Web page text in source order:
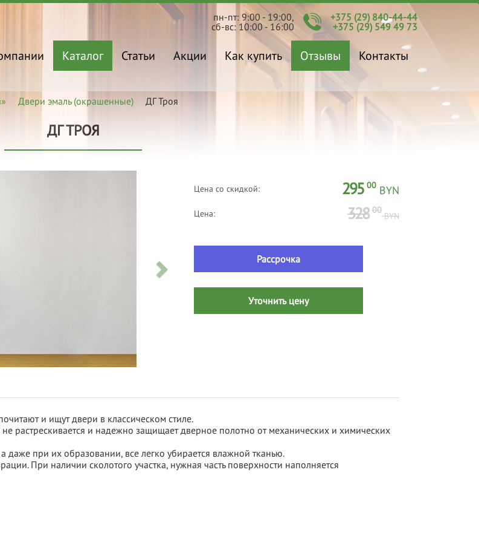
пн-пт: 9:00 - 19:00,
сб-вс: 10:00 - 16:00
+375 (29) 840-44-44
+375 (29) 549 49 73
Каталог Статьи Акции Как купить Отзывы Контакты
Двери эмаль (окрашенные) ДГ Троя
ДГ ТРОЯ
Цена со скидкой: 295 00 BYN
Цена: 328 00
BYN
Рассрочка
Уточнить цену
и ищут двери в классическом стиле.
растрескивается и надежно защищает дверное полотно от механических и химических
даже при их образовании, все легко убирается влажной тканью.
При наличии сколотого участка, нужная часть поверхности наполняется